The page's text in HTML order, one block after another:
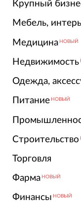
Крупный
Мебель,
Медицина НОВЫЙ
Недвижимость
Одежда,
Питание НОВЫЙ
Строительство
Торговля
Фарма НОВЫЙ
Финансы НОВЫЙ